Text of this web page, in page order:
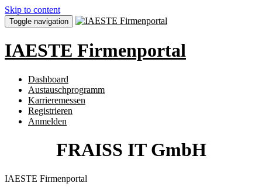
Skip to content
Toggle navigation
IAESTE Firmenportal
Dashboard
Austauschprogramm
Karrieremessen
Registrieren
Anmelden
FRAISS IT GmbH
IAESTE Firmenportal